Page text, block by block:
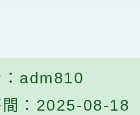
adm810
間：2025-08-18